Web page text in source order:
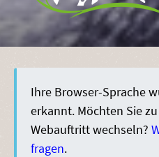
Ihre Browser-Sprache
erkannt. Möchten Sie
Webauftritt wechseln?
fragen.